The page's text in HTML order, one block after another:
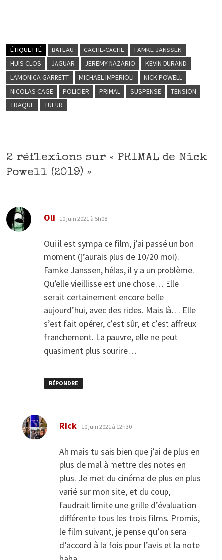
ÉTIQUETTÉ BATEAU CACHE-CACHE
FAMKE JANSSEN
HUIS CLOS
JAGUAR JEREMY NAZARIO
KEVIN DURAND
LAMONICA GARRETT
MICHAEL IMPERIOLI
NICK POWELL
NICOLAS CAGE
POLICIER PRIMAL SUSPENSE
TENSION
TRAQUE
TUEUR
2 réflexions sur « PRIMAL de Nick
Powell (2019) »
Oli dit :
10 juin 2021 à 5h08
Oui il est sympa ce film, j’ai passé un bon
moment (j’aurais plus de 10/20 moi).
Famke Janssen, hélas, il y a un problème.
Qu’elle vieillisse est une chose… Elle
serait certainement encore belle
aujourd’hui, avec des rides. Mais là… Elle
s’est fait opérer, c’est sûr, et c’est affreux
franchement. La pauvre, elle ne peut
quasiment plus sourire…
RÉPONDRE
Rick dit :
10 juin 2021 à 12h30
Ah mais tu sais bien que j’ai de plus en
plus de mal à mettre des notes en
plus. Je met du cinéma de plus en plus
varié sur mon site, et du coup,
faudrait limite une grille d’évaluation
différente tous les trois films. Promis,
le film suivant, je pense qu’on sera
d’accord à la fois pour l’avis et la note